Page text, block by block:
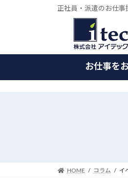
正社員・派遣のお仕事
お仕事を
HOME コラム イ